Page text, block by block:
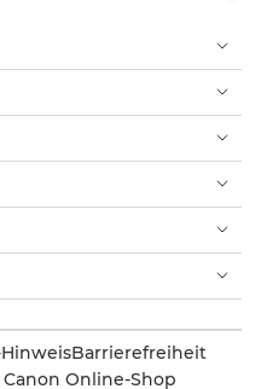
Barrierefreiheit
Online-Shop